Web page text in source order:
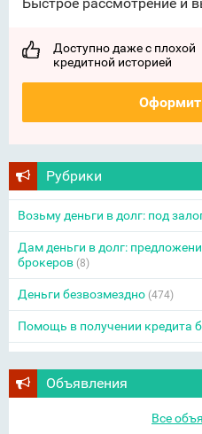
Доступно даже с плохой
кредитной историей
Рубрики
Возьму деньги в долг: под
Дам деньги в долг:
брокеров (8)
Деньги безвозмездно (474)
Помощь в получении кредита
Объявления
Все